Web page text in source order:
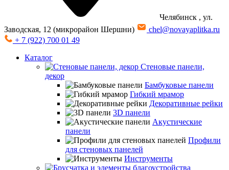
Челябинск , ул.
Заводская, 12 (микрорайон Шершни)
chel@novayaplitka.ru
+ 7 (922) 700 01 49
Каталог
Стеновые панели,
декор
Бамбуковые панели
Гибкий мрамор
Декоративные рейки
3D панели
Акустические
панели
Профили
для стеновых панелей
Инструменты